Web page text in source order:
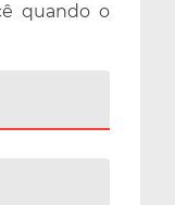
quando o